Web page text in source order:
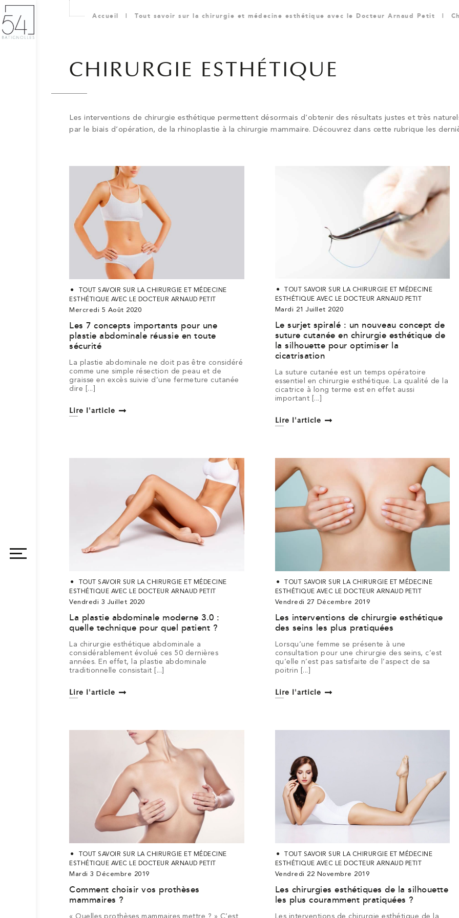
Accueil Tout savoir sur la chirurgie et médecine esthétique avec le Docteur Arnaud Petit
CHIRURGIE ESTHÉTIQUE
Les interventions de chirurgie esthétique permettent désormais d’obtenir des résultats justes et très
par le biais d’opération, de la rhinoplastie à la chirurgie mammaire. Découvrez dans cette rubrique les
TOUT SAVOIR SUR LA CHIRURGIE ET MÉDECINE
ESTHÉTIQUE AVEC LE DOCTEUR ARNAUD PETIT
Mercredi 5 Août 2020
Les 7 concepts importants pour une
plastie abdominale réussie en toute
sécurité
La plastie abdominale ne doit pas être considéré
comme une simple résection de peau et de
graisse en excès suivie d’une fermeture cutanée
dire [...]
Lire l'article
TOUT SAVOIR SUR LA CHIRURGIE ET MÉDECINE
ESTHÉTIQUE AVEC LE DOCTEUR ARNAUD PETIT
Mardi 21 Juillet 2020
Le surjet spiralé : un nouveau concept de
suture cutanée en chirurgie esthétique de
la silhouette pour optimiser la
cicatrisation
La suture cutanée est un temps opératoire
essentiel en chirurgie esthétique. La qualité de la
cicatrice à long terme est en effet aussi
important [...]
Lire l'article
TOUT SAVOIR SUR LA CHIRURGIE ET MÉDECINE
ESTHÉTIQUE AVEC LE DOCTEUR ARNAUD PETIT
Vendredi 3 Juillet 2020
La plastie abdominale moderne 3.0 :
quelle technique pour quel patient ?
La chirurgie esthétique abdominale a
considérablement évolué ces 50 dernières
années. En effet, la plastie abdominale
traditionnelle consistait [...]
Lire l'article
TOUT SAVOIR SUR LA CHIRURGIE ET MÉDECINE
ESTHÉTIQUE AVEC LE DOCTEUR ARNAUD PETIT
Vendredi 27 Décembre 2019
Les interventions de chirurgie esthétique
des seins les plus pratiquées
Lorsqu’une femme se présente à une
consultation pour une chirurgie des seins, c’est
qu’elle n’est pas satisfaite de l’aspect de sa
poitrin [...]
Lire l'article
TOUT SAVOIR SUR LA CHIRURGIE ET MÉDECINE
ESTHÉTIQUE AVEC LE DOCTEUR ARNAUD PETIT
Mardi 3 Décembre 2019
Comment choisir vos prothèses
mammaires ?
« Quelles prothèses mammaires mettre ? » C’est
TOUT SAVOIR SUR LA CHIRURGIE ET MÉDECINE
ESTHÉTIQUE AVEC LE DOCTEUR ARNAUD PETIT
Vendredi 22 Novembre 2019
Les chirurgies esthétiques de la silhouette
les plus couramment pratiquées ?
Les interventions de chirurgie esthétique de la
54 boulevard des Batignolles
Secrétariat ouvert du lundi
MENU
Accueil
Dr Arnaud Petit
La clinique
qualifications
la
esthétique
consultation
Torcy
La
clinique
Blépharoplastie
Otoplastie
Lifting
de
la
lèvre
supérieure
Génioplastie
Chirurgie
seins
Augmentation
mammaire
par
prothèses
Augmentation
mammaire
par
lipofilling
Lifting
mammaire
Réduction
mammaire
Reconstruction
mammaire
Chirurgie
des
seins
tubéreux
Cure
de
Gynécomastie
Chirurgie
de
la
silhouette
Lipoaspiration
Plastie
abdominale
Mini
plastie
abdominale
Bodylifts
Bodylift
supérieur
Bodylift
inférieur
Bodylift
latéral
Lifting
des
bras
Lifting
des
cuisses
Augmentation
fesses
par
lipofilling
fesses
par
Chirurgie
intime
Nymphoplastie
de
réduction
Augmentation
des
grandes
lèvres
Hyménoplastie
Chirurgie
d’allongement
et
d’élargissement
du
pénis
Lifting
du
scrotum
Botox
Rides SourcilsBoucheCou
Injections
d’Acide
Hyaluronique
Rides
Ovale
du
visage
Sourcils
et
tempes
Cernes
creux
Nez Lèvres
Pommettes,
joues,
Injections
de
Belkyra
ChirurgieChirurgie
du
beauté
ChirurgieChirurgie